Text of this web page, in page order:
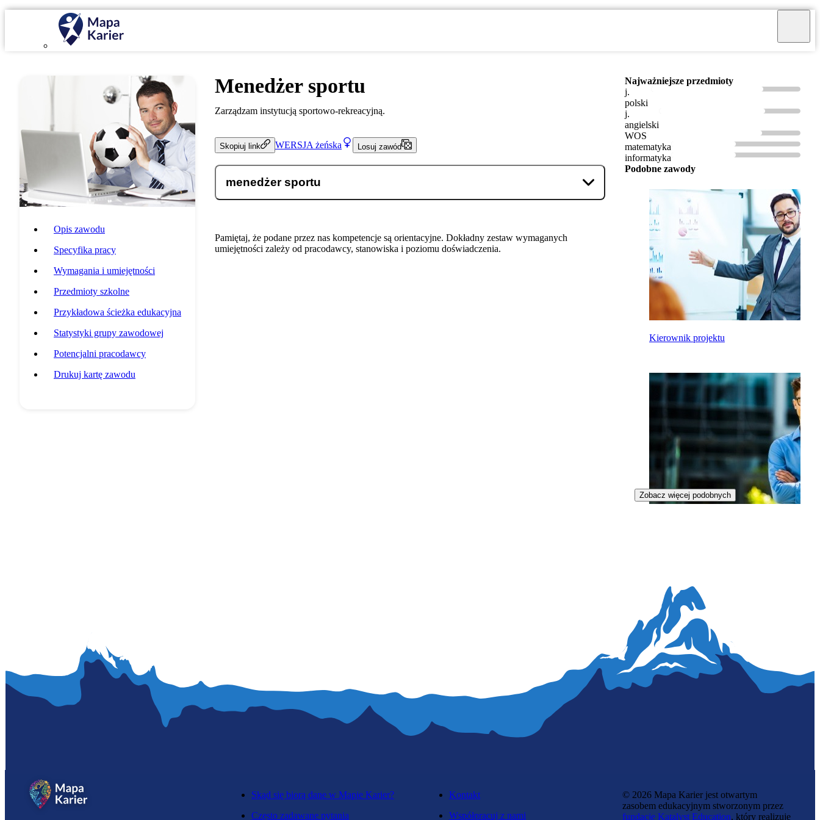
Opis zawodu
Specyfika pracy
Wymagania i umiejętności
Przedmioty szkolne
Przykładowa ścieżka edukacyjna
Statystyki grupy zawodowej
Potencjalni pracodawcy
Drukuj kartę zawodu
Menedżer sportu
Zarządzam instytucją sportowo-rekreacyjną.
Skopiuj link WERSJA żeńska Losuj zawód
menedżer sportu
Pamiętaj, że podane przez nas kompetencje są orientacyjne. Dokładny zestaw wymaganych
umiejętności zależy od pracodawcy, stanowiska i poziomu doświadczenia.
Najważniejsze przedmioty
j.
polski
j.
angielski
WOS
matematyka
informatyka
Podobne zawody
Kierownik projektu
Zobacz więcej podobnych
Skąd się biorą dane w Mapie Karier?
Często zadawane pytania
Kontakt
Współpracuj z nami
© 2026 Mapa Karier jest otwartym
zasobem edukacyjnym stworzonym przez
fundację Katalyst Education, który realizuje